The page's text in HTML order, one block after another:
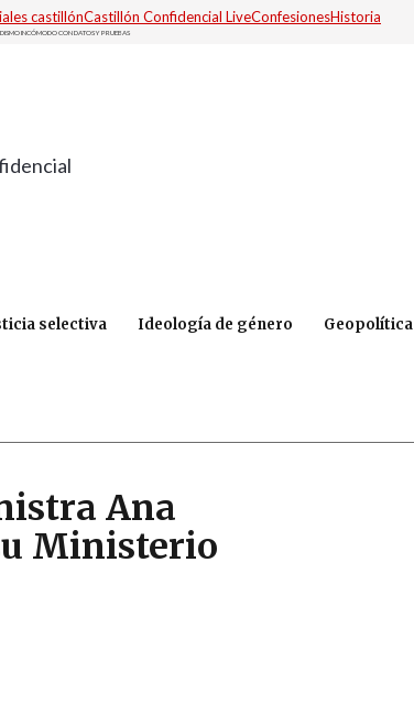
castillónCastillón Confidencial LiveConfesionesHistoria
INCÓMODO CON DATOS Y PRUEBAS
selectiva Ideología de género Geopolítica
Ana
Ministerio